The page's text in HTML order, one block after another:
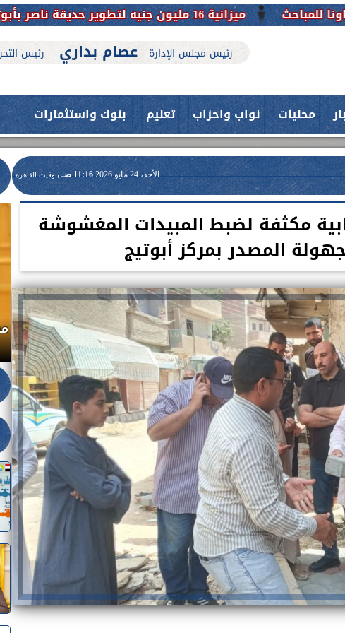
رئيس مجلس الإدارة عصام بداري رئيس
محليات نواب واحزاب تعليم بنوك واستثمارات
الأحد، 24 مايو 2026 11:16 صـ بتوقيت القاهرة
مكثفة لضبط المبيدات المغشوشة
المصدر بمركز أبوتيج
حدث بمستشفيات جامعة اسيوط....
فريق طبي بقسم الأنف والأذن
والحنجرة ينجح في استئصال ورم خبيث
من...
اعلن الدكتور طارق على ، القائم بأعمال
رئيس جامعة بني سويف نجاحاً طبياً
جديد بمستشفيات الجامعة...